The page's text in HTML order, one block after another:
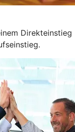
Direkteinstieg